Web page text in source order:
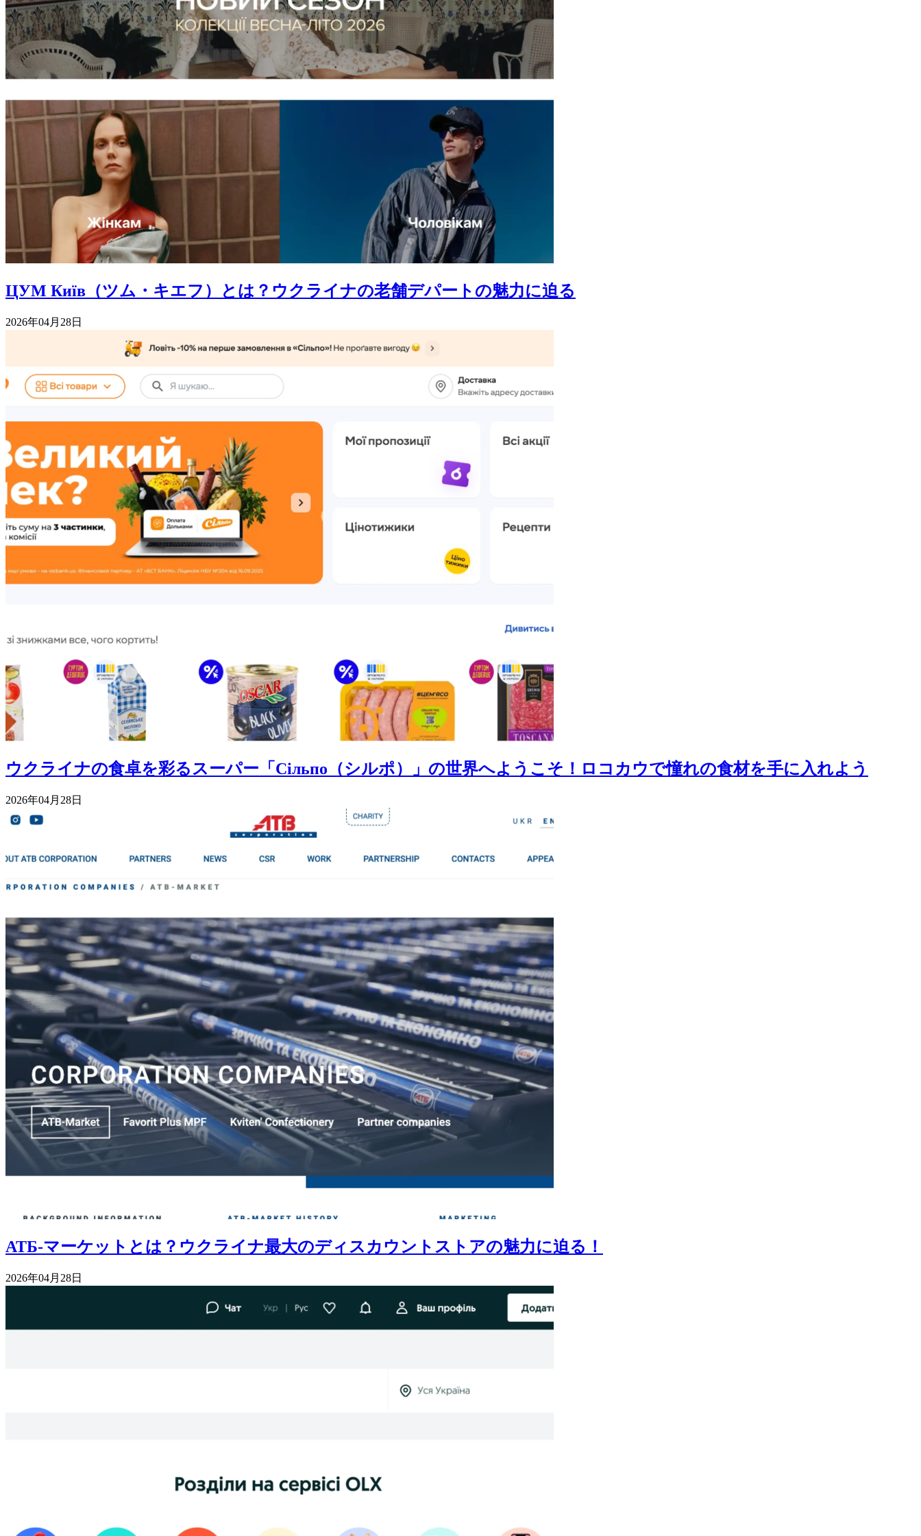
ЦУМ Київ（ツム・キエフ）とは？ウクライナの老舗デパートの魅力に迫る
2026年04月28日
ウクライナの食卓を彩るスーパー「Сільпо（シルポ）」の世界へようこそ！ロコカウで憧れの食材を手に入れよう
2026年04月28日
АТБ-マーケットとは？ウクライナ最大のディスカウントストアの魅力に迫る！
2026年04月28日